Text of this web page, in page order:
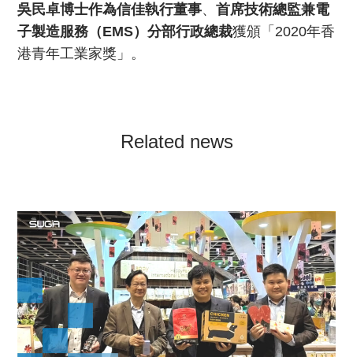
吳民卓博士作為信佳執行董事、 首席技術總監兼電
子製造服務（EMS）分部行政總裁獲頒「2020年香
港青年工業家獎」。
Related news